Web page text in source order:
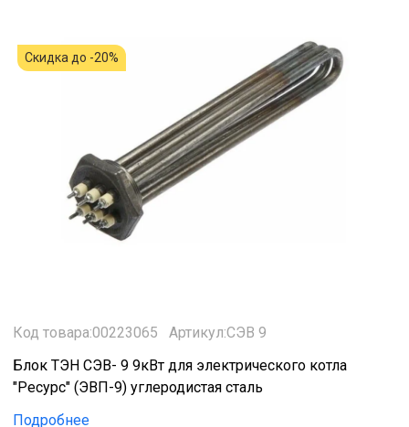
Скидка до -20%
Код товара:00223065
Артикул:СЭВ 9
Блок ТЭН СЭВ- 9 9кВт для электрического котла
"Ресурс" (ЭВП-9) углеродистая сталь
Подробнее